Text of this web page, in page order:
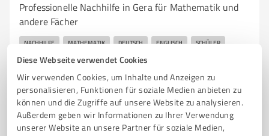
Diese Webseite verwendet Cookies
Wir verwenden Cookies, um Inhalte und Anzeigen zu
personalisieren, Funktionen für soziale Medien anbieten zu
können und die Zugriffe auf unsere Website zu analysieren.
Außerdem geben wir Informationen zu Ihrer Verwendung
unserer Website an unsere Partner für soziale Medien,
Professionelle Nachhilfe in Gera für Mathematik und
andere Fächer
NACHHILFE MATHEMATIK DEUTSCH ENGLISCH SCHÜLER
LERNHILFE WISSENSLÜCKEN HAUSAUFGABENBETREUUNG
GRUPPENUNTERRICHT INDIVIDUELLE BETREUUNG LERNTECHNIKEN
SCHULISCHE ERFOLGE
Große Kirchstraße 12, 07545 Gera